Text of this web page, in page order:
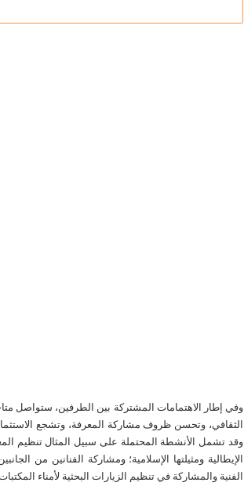
وفي إطار الاهتمامات المشتركة بين الطرفين، ستواصل
الثقافي، وتحسن ظروف مشاركة المعرفة، وتشجع
وقد تشمل الأنشطة المحتملة على سبيل المثال تنظيم
الإيطالية ومثيلتها الإسلامية؛ ومشاركة الفنانين من
الفنية والمشاركة في تنظيم الزيارات البحثية لأمناء